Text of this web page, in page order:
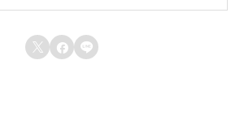
ー
払いから3日程度(日曜日、祝日除く)
ーパックプラス（追跡あり、日時指定
  